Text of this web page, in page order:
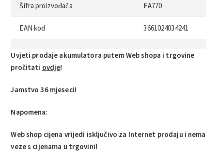
Šifra proizvođača EA770
EAN kod 3661024034241
Uvjeti prodaje akumulatora putem Web shopa i trgovine
pročitati ovdje!
Jamstvo 36 mjeseci!
Napomena:
Web shop cijena vrijedi isključivo za Internet prodaju i nema
veze s cijenama u trgovini!